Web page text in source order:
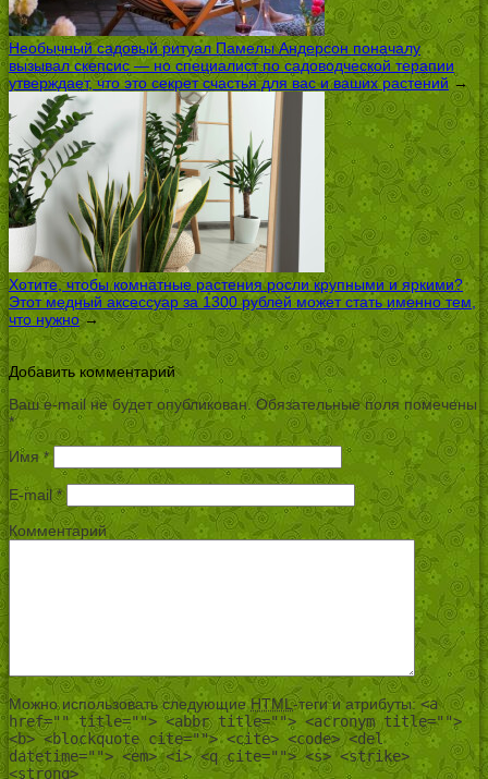
Необычный садовый ритуал Памелы Андерсон поначалу
вызывал скепсис — но специалист по садоводческой терапии
утверждает, что это секрет счастья для вас и ваших растений →
Хотите, чтобы комнатные растения росли крупными и яркими?
Этот медный аксессуар за 1300 рублей может стать именно тем,
что нужно→
Добавить комментарий
Ваш e-mail не будет опубликован. Обязательные поля помечены
*
Имя*
E-mail*
Комментарий
Можно использовать следующиеHTML-теги и атрибуты:<a
href="" title=""> <abbr title=""> <acronym title="">
<b> <blockquote cite=""> <cite> <code> <del
datetime=""> <em> <i> <q cite=""> <s> <strike>
<strong>